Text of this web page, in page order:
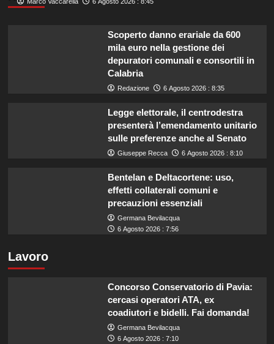
Scoperto danno erariale da 600
mila euro nella gestione dei
depuratori comunali e consortili in
Calabria
Redazione 6 Agosto 2026 : 8:35
Legge elettorale, il centrodestra
presenterà l’emendamento unitario
sulle preferenze anche al Senato
Giuseppe Recca 6 Agosto 2026 : 8:10
Bentelan e Deltacortene: uso,
effetti collaterali comuni e
precauzioni essenziali
Germana Bevilacqua
6 Agosto 2026 : 7:56
Lavoro
Concorso Conservatorio di Pavia:
cercasi operatori ATA, ex
coadiutori e bidelli. Fai domanda!
Germana Bevilacqua
6 Agosto 2026 : 7:10